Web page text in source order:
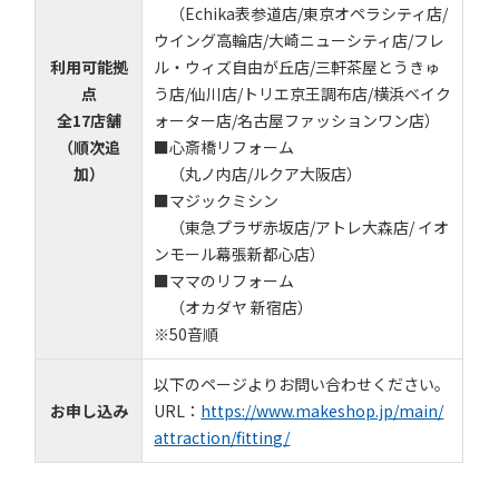
利用可能拠
点
全17店舗
（順次追
加）
（Echika表参道店/東京オペラシティ店/
ウイング高輪店/大崎ニューシティ店/フレ
ル・ウィズ自由が丘店/三軒茶屋とうきゅ
う店/仙川店/トリエ京王調布店/横浜ベイク
ォーター店/名古屋ファッションワン店）
■心斎橋リフォーム
（丸ノ内店/ルクア大阪店）
■マジックミシン
（東急プラザ赤坂店/アトレ大森店/ イオ
ンモール幕張新都心店）
■ママのリフォーム
（オカダヤ 新宿店）
※50音順
お申し込み
以下のページよりお問い合わせください。
URL： https://www.makeshop.jp/main/
attraction/fitting/